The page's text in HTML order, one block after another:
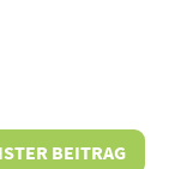
BEITRAG